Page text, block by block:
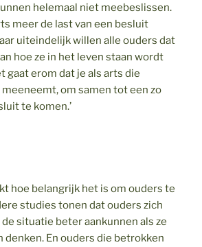
helemaal niet meebeslissen.
meer de last van een besluit
uiteindelijk willen alle ouders dat
hoe ze in het leven staan wordt
gaat erom dat je als arts die
om samen tot een zo
te komen.’
hoe belangrijk het is om ouders te
studies tonen dat ouders zich
situatie beter aankunnen als ze
denken. En ouders die betrokken